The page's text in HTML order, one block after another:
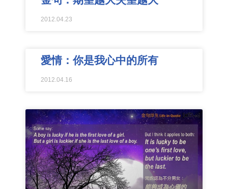
2012.04.23
愛情：你是我心中的所有
2012.04.16